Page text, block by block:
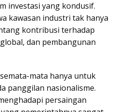
investasi yang kondusif.
kawasan industri tak hanya
kontribusi terhadap
dan pembangunan
mata hanya untuk
panggilan nasionalisme.
persaingan